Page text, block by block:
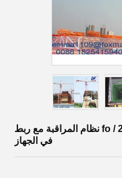
المجموعة العليا الرافعة البرج fo / 23b نظام المراقبة مع ربط
في الجهاز